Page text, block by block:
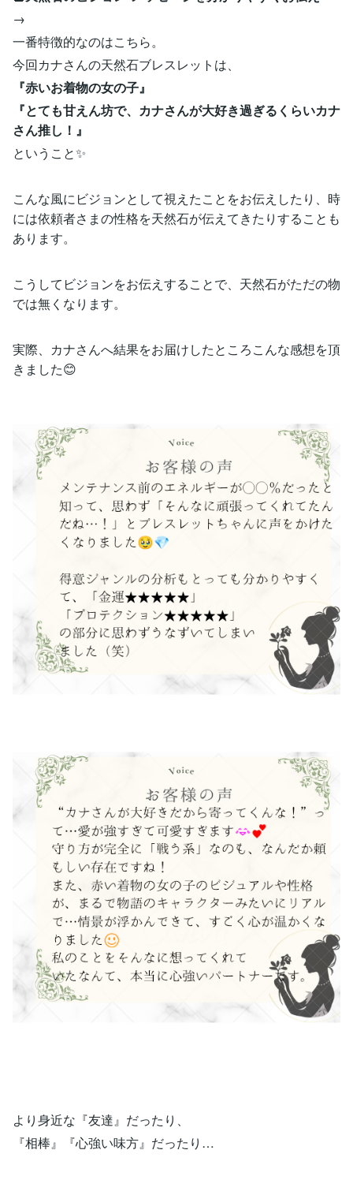
→
一番特徴的なのはこちら。
今回カナさんの天然石ブレスレットは、
『赤いお着物の女の子』
『とても甘えん坊で、カナさんが大好き過ぎるくらいカナ
さん推し！』
ということ✨
こんな風にビジョンとして視えたことをお伝えしたり、時
には依頼者さまの性格を天然石が伝えてきたりすることも
あります。
こうしてビジョンをお伝えすることで、天然石がただの物
では無くなります。
実際、カナさんへ結果をお届けしたところこんな感想を頂
きました😊
より身近な『友達』だったり、
『相棒』『心強い味方』だったり…